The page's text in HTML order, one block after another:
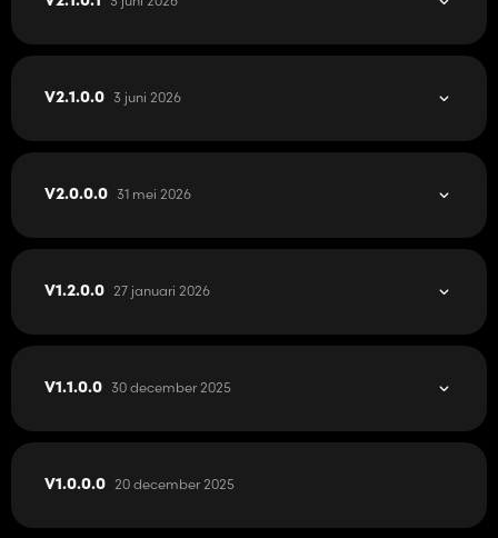
V2.1.0.0 3 juni 2026
V2.0.0.0 31 mei 2026
V1.2.0.0 27 januari 2026
V1.1.0.0 30 december 2025
V1.0.0.0 20 december 2025